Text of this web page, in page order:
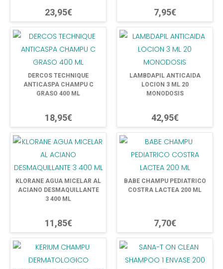
23,95€ 7,95€
DERCOS TECHNIQUE
ANTICASPA CHAMPU C
GRASO 400 ML
18,95€
LAMBDAPIL ANTICAIDA
LOCION 3 ML 20
MONODOSIS
42,95€
KLORANE AGUA MICELAR AL
ACIANO DESMAQUILLANTE
3 400 ML
11,85€
BABE CHAMPU PEDIATRICO
COSTRA LACTEA 200 ML
7,70€